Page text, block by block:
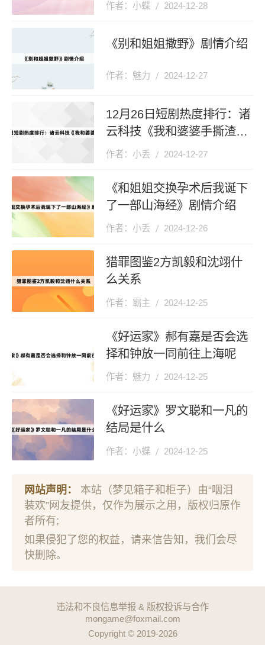
作者：小蝶 2024-12-28
《别和姐姐撒野》剧情介绍
作者：魅力 2024-12-27
12月26日短剧热度排行：诸
云科技《我和婆婆手撕渣男
全家》登顶第一
作者：小丢 2024-12-27
《和姐姐交换孕术后我诞下
了一部山海经》剧情介绍
作者：小丢 2024-12-26
猎罪图鉴2方凯毅和沈翊什
么关系
作者：霸主 2024-12-25
《好运家》郝有嘉是否会选
择和钟放一同前往上海呢
作者：魅力 2024-12-25
《好运家》罗文聪和一凡的
结局是什么
作者：小蝶 2024-12-25
网站声明：
本站（梦见箱子和柜子）由“咽泪
装欢”网友提供，仅作为展示之用，版权归原作
者所有;
如果侵犯了您的权益，请来信告知，我们会尽
快删除。
违法和不良信息举报 & 版权投诉与合作
mongame@foxmail.com
Copyright © 2019-2026